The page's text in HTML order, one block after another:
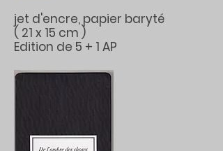
jet d'encre, papier baryté
( 21 x 15 cm )
Edition de 5 + 1 AP